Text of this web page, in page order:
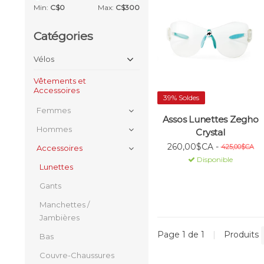
Min: C$0 Max: C$300
Catégories
Vélos
Vêtements et
Accessoires
Femmes
Hommes
Accessoires
Lunettes
Gants
Manchettes /
Jambières
Bas
Couvre-Chaussures
39% Soldes
Assos Lunettes Zegho
Crystal
260,00$CA - 425,00$CA
Disponible
Page 1 de 1 | Produits